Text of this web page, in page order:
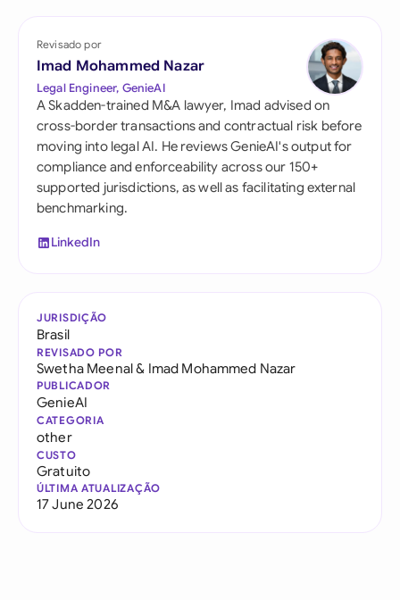
Revisado por
Imad Mohammed Nazar
Legal Engineer, GenieAI
A Skadden-trained M&A lawyer, Imad advised on
cross-border transactions and contractual risk before
moving into legal AI. He reviews GenieAI's output for
compliance and enforceability across our 150+
supported jurisdictions, as well as facilitating external
benchmarking.
LinkedIn
JURISDIÇÃO
Brasil
REVISADO POR
Swetha Meenal& Imad Mohammed Nazar
PUBLICADOR
GenieAI
CATEGORIA
other
CUSTO
Gratuito
ÚLTIMA ATUALIZAÇÃO
17 June 2026